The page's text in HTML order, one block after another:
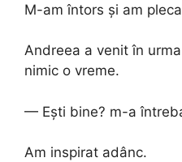
M-am întors și am
Andreea a venit în
nimic o vreme.
— Ești bine? m-a
Am inspirat adânc.